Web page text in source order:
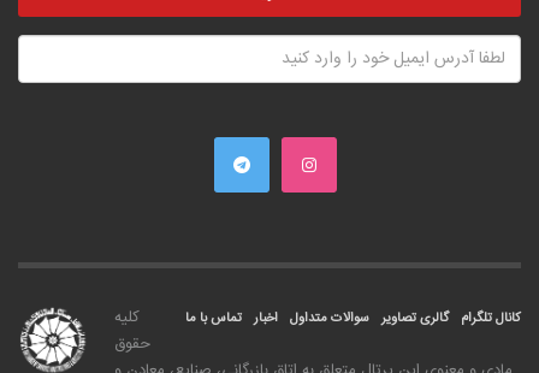
تماس با ما اخبار سوالات متداول گالری تصاویر کانال تلگرام
کليه
حقوق